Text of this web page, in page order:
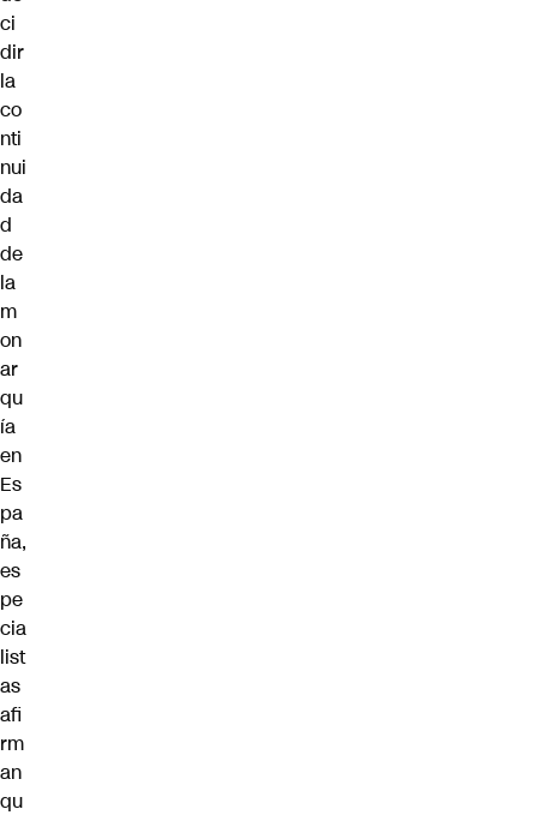
ci
dir
la
co
nti
nui
da
d
de
la
m
on
ar
qu
ía
en
Es
pa
ña,
es
pe
cia
list
as
afi
rm
an
qu